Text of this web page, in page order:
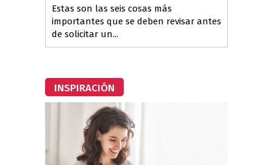
Estas son las seis cosas más
importantes que se deben revisar antes
de solicitar un...
INSPIRACIÓN